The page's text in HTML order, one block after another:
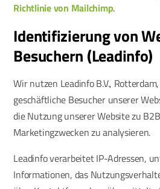
Richtlinie von Mailchimp.
Identifizierung von
Besuchern (Leadinfo)
Wir nutzen Leadinfo B.V.,
geschäftliche Besucher unserer
die Nutzung unserer Website zu
Marketingzwecken zu analysieren.
Leadinfo verarbeitet IP-Adressen,
Informationen, das